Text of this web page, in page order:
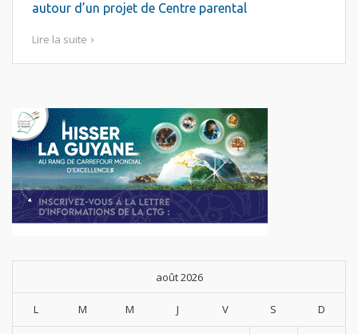
autour d’un projet de Centre parental
Lire la suite
août 2026
L M M J V S D